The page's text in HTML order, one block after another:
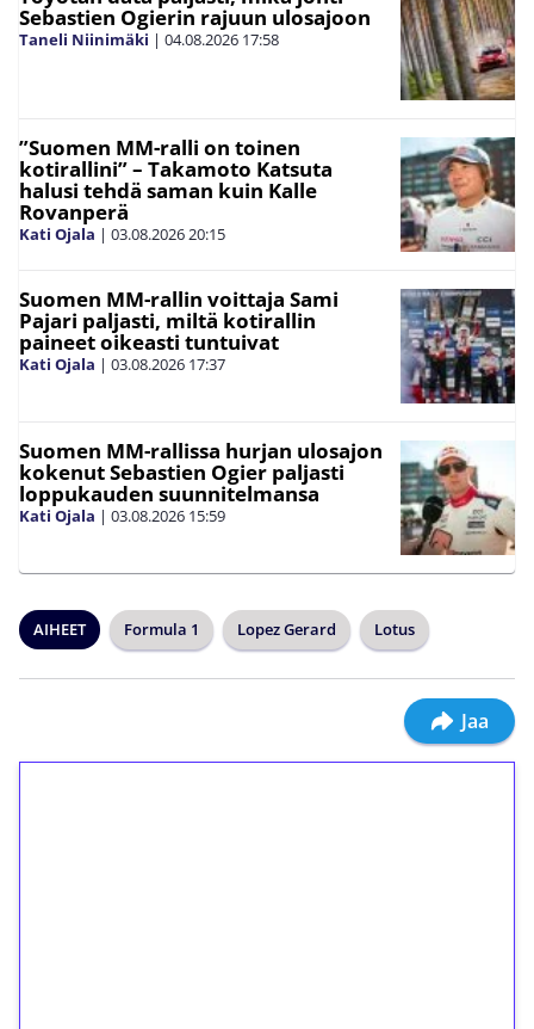
Sebastien Ogierin rajuun ulosajoon
Taneli Niinimäki | 04.08.2026 17:58
”Suomen MM-ralli on toinen
kotirallini” – Takamoto Katsuta
halusi tehdä saman kuin Kalle
Rovanperä
Kati Ojala | 03.08.202620:15
Suomen MM-rallin voittaja Sami
Pajari paljasti, miltä kotirallin
paineet oikeasti tuntuivat
Kati Ojala | 03.08.2026 17:37
Suomen MM-rallissa hurjan ulosajon
kokenut Sebastien Ogier paljasti
loppukauden suunnitelmansa
Kati Ojala | 03.08.2026 15:59
AIHEET Formula 1 Lopez Gerard Lotus
Jaa